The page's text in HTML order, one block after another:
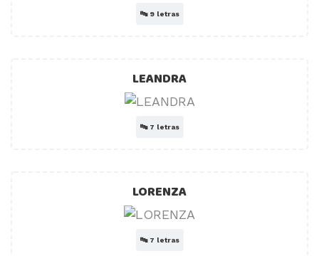
🔤 9 letras
LEANDRA
🔤 7 letras
LORENZA
🔤 7 letras